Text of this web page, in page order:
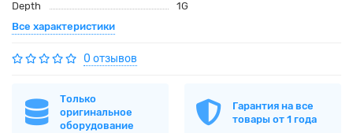
Depth
1G
Все характеристики
0 отзывов
Только
оригинальное
оборудование
Гарантия на все
товары от 1 года